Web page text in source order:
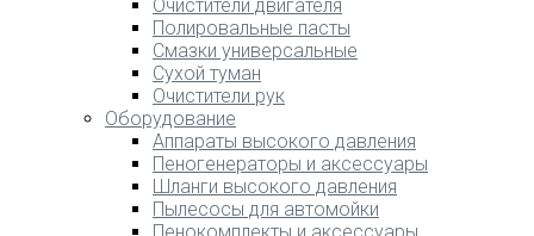
Очистители двигателя
Полировальные пасты
Смазки универсальные
Сухой туман
Очистители рук
Оборудование
Аппараты высокого давления
Пеногенераторы и аксессуары
Шланги высокого давления
Пылесосы для автомойки